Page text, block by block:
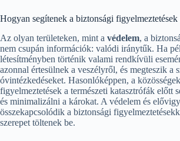
Hogyan segítenek a biztonsági
Az olyan területeken, mint a védelem, a
nem csupán információk: valódi iránytűk. Ha
létesítményben történik valami rendkívüli
azonnal értesülnek a veszélyről, és megteszik a
óvintézkedéseket. Hasonlóképpen, a
figyelmeztetések a természeti katasztrófák előtt
és minimalizálni a károkat. A védelem és
összekapcsolódik a biztonsági
szerepet töltenek be.